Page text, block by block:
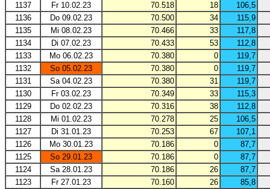
1137
Fr 10.02.23 70.518 18
106,5
1136
Do 09.02.23 70.500 34
115,9
1135
Mi 08.02.23 70.466 33
117,8
1134
Di 07.02.23 70.433 53
112,8
1133
Mo 06.02.23 70.380 0
119,7
1132
So 05.02.23 70.380 0
119,7
1131
Sa 04.02.23 70.380 31
119,7
1130
Fr 03.02.23 70.349 33
115,3
1129
Do 02.02.23 70.316 38
112,8
1128
Mi 01.02.23 70.278 25
106,5
1127
Di 31.01.23 70.253 67
107,1
1126
Mo 30.01.23 70.186 0
87,7
1125
So 29.01.23 70.186 0
87,7
1124
Sa 28.01.23 70.186 26
87,7
1123
Fr 27.01.23 70.160 26
85,8